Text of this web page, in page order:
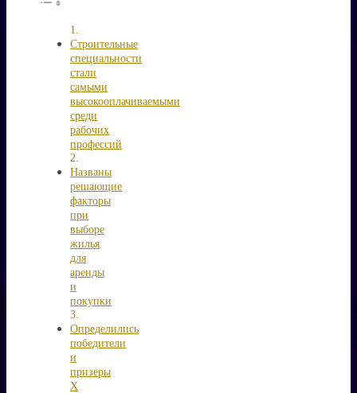
Строительные
специальности
стали
самыми
высокооплачиваемыми
среди
рабочих
профессий
Названы
решающие
факторы
при
выборе
жилья
для
аренды
и
покупки
Определились
победители
и
призеры
X